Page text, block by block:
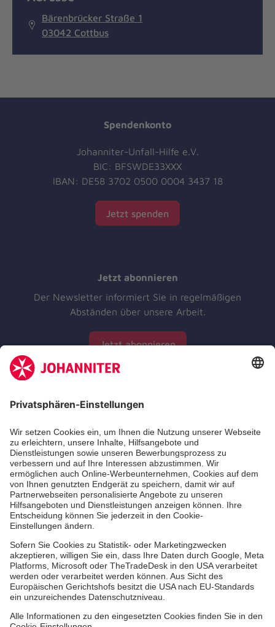
Bärenbrücker Straße 1
03042 Cottbus
Spendenkonto
Johanniter-Unfall-Hilfe e.V.
BIC: BFSWDE33XXX
IBAN: DE58 3702 0500 0004 3437 18
Jetzt spenden
Jetzt abonnieren
Der Newsletter informiert Sie in regelmäßigen
Abständen über unsere Arbeit.
Jetzt abonnieren
Aus- & Fortbildungen
Jobs & Ehrenamt
Spendenprojekte
Johanniter-Jugend
Einrichtungen